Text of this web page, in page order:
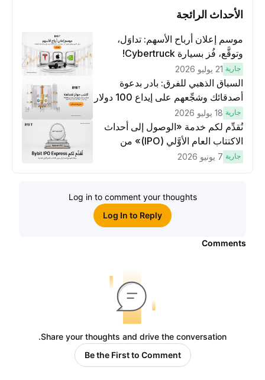
الأحداث الرائجة
موسم إعلان أرباح الأسهم: تداوَل،
وتوقَّع، فُز بسيارة Cybertruck!
جارية 21 يوليو 2026
السباق الذهبي للفرق: بادر بدعوة
أصدقائك وشجِّعهم على إيداع 100 دولار
لكسَب مكافآت مُضاعَفة
جارية 18 يوليو 2026
نُقدِّم لكم خدمة «الوصول إلى أحداث
الاكتتاب العام الأوَّلي (IPO)» من
Bybit، بوابتك للوصول المبكر إلى فرص
جارية 7 يونيو 2026
Log in to comment your thoughts
Log In to Reply
Comments
Share your thoughts and drive the conversation.
Be the First to Comment